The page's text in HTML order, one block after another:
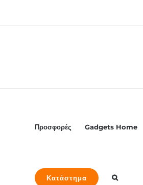
Προσφορές Gadgets Home
Κατάστημα